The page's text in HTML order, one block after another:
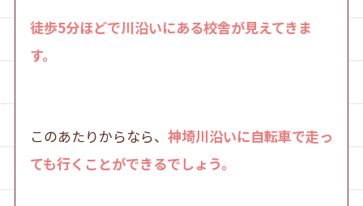
徒歩5分ほどで川沿いにある校舎が見えてきま
す。
このあたりからなら、 神埼川沿いに自転車で走っ
ても行くことができるでしょう。